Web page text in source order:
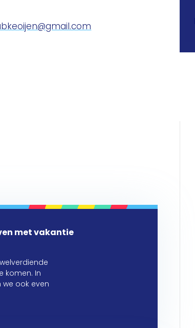
met vakantie
komen. In
ook even